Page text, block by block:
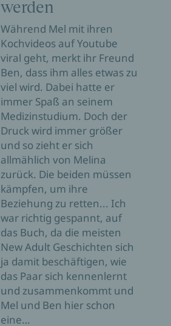
werden
Während Mel mit ihren
Kochvideos auf Youtube
viral geht, merkt ihr Freund
Ben, dass ihm alles etwas zu
viel wird. Dabei hatte er
immer Spaß an seinem
Medizinstudium. Doch der
Druck wird immer größer
und so zieht er sich
allmählich von Melina
zurück. Die beiden müssen
kämpfen, um ihre
Beziehung zu retten... Ich
war richtig gespannt, auf
das Buch, da die meisten
New Adult Geschichten sich
ja damit beschäftigen, wie
das Paar sich kennenlernt
und zusammenkommt und
Mel und Ben hier schon
eine…